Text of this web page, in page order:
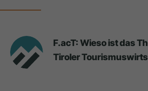
F.acT: Wieso ist das
Tiroler